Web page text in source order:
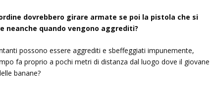
dovrebbero girare armate se poi la pistola che si
neanche quando vengono aggrediti?
possono essere aggrediti e sbeffeggiati impunemente,
fa proprio a pochi metri di distanza dal luogo dove il giovane
banane?